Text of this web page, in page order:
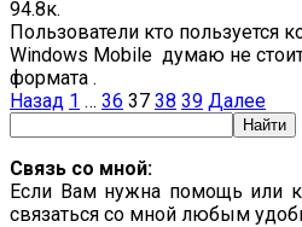
94.8к.
Пользователи кто пользуется
Windows Mobile думаю не
формата .
Пагинация
Назад 1 … 36 37 38 39 Далее
Связь со мной:
Если Вам нужна помощь или
связаться со мной любым